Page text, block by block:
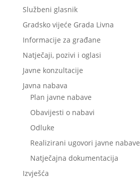
Službeni glasnik
Gradsko vijeće Grada Livna
Informacije za građane
Natječaji, pozivi i oglasi
Javne konzultacije
Javna nabava
Plan javne nabave
Obavijesti o nabavi
Odluke
Realizirani ugovori javne nabave
Natječajna dokumentacija
Izvješća